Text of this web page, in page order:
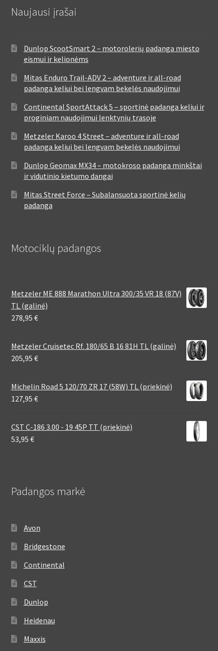
Naujausi įrašai
Dunlop ScootSmart 2 – motorolerių padanga miesto
eismui ir kelionėms
Mitas Enduro Trail-ADV 2 – adventure ir all-road
padanga keliui bei lengvam bekelės naudojimui
Continental SportAttack 5 – sportinė padanga keliui ir
proginiam naudojimui lenktynių trasoje
Metzeler Karoo 4 Street – adventure ir all-road
padanga keliui bei lengvam bekelės naudojimui
Dunlop Geomax MX34 – motokroso padanga minkštai
ir vidutinio kietumo dangai
Mitas Street Force – Subalansuota sportinė kelių
padanga
Motociklų padangos
Metzeler ME 888 Marathon Ultra 300/35 VR 18 (87V)
TL (galinė)
278,95 €
Metzeler Cruisetec Rf. 180/65 B 16 81H TL (galinė)
205,95 €
Michelin Road 5 120/70 ZR 17 (58W) TL (priekinė)
127,95 €
CST C-186 3.00 - 19 45P TT (priekinė)
53,95 €
Padangos markė
Avon
Bridgestone
Continental
CST
Dunlop
Heidenau
Maxxis